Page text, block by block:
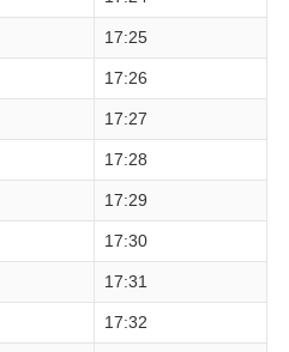
17:25
17:26
17:27
17:28
17:29
17:30
17:31
17:32